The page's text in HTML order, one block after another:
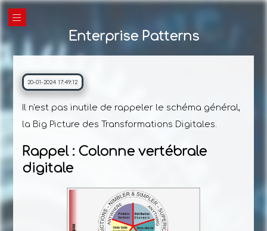
Enterprise Patterns
20-01-2024 17:49:12
Il n'est pas inutile de rappeler le schéma général,
la Big Picture des Transformations Digitales.
Rappel : Colonne vertébrale
digitale
|||